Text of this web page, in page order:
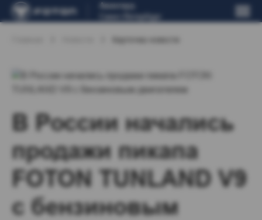
Авангард
Санкт-Петербург
В России начались
продажи пикапа
FOTON TUNLAND V9
с бензиновым